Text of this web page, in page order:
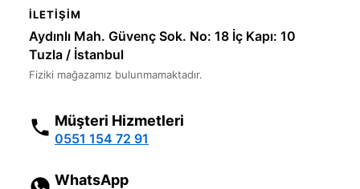
İLETIŞIM
Aydınlı Mah. Güvenç Sok. No: 18 İç Kapı: 10
Tuzla / İstanbul
Fiziki mağazamız bulunmamaktadır.
Müşteri Hizmetleri
0551 154 72 91
WhatsApp